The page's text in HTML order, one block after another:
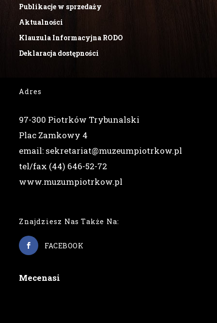
Publikacje w sprzedaży
Aktualności
Klauzula Informacyjna RODO
Deklaracja dostępności
Adres
97-300 Piotrków Trybunalski
Plac Zamkowy 4
email: sekretariat@muzeumpiotrkow.pl
tel/fax (44) 646-52-72
www.muzumpiotrkow.pl
Znajdziesz Nas Także Na:
FACEBOOK
Mecenasi